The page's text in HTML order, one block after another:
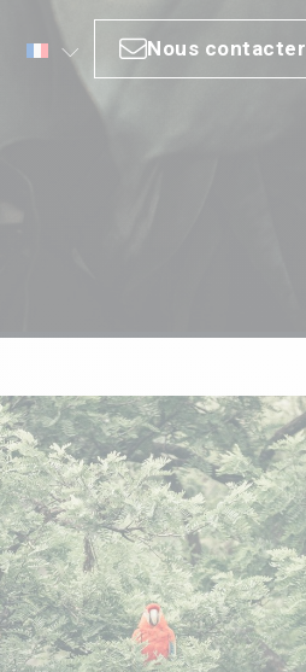
Nous contacter